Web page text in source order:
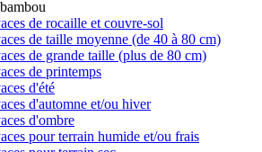
de rocaille et couvre-sol
de taille moyenne (de 40 à 80 cm)
de grande taille (plus de 80 cm)
de printemps
d'été
d'automne et/ou hiver
d'ombre
pour terrain humide et/ou frais